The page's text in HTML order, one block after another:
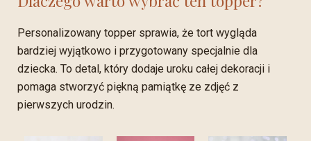
Personalizowany topper sprawia, że tort wygląda
bardziej wyjątkowo i przygotowany specjalnie dla
dziecka. To detal, który dodaje uroku całej dekoracji i
pomaga stworzyć piękną pamiątkę ze zdjęć z
pierwszych urodzin.